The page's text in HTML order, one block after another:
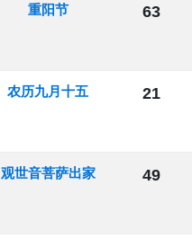
重阳节 63
农历九月十五 21
观世音菩萨出家 49